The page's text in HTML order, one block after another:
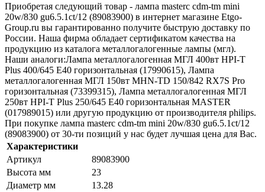
Приобретая следующий товар - лампа masterc cdm-tm mini
20w/830 gu6.5.1ct/12 (89083900) в интернет магазине Etgo-
Group.ru вы гарантированно получите быструю доставку по
России. Наша фирма обладает сертификатом качества на
продукцию из каталога металлогалогенные лампы (мгл).
Наши аналоги:Лампа металлогалогенная МГЛ 400вт HPI-T
Plus 400/645 E40 горизонтальная (17990615), Лампа
металлогалогенная МГЛ 150вт MHN-TD 150/842 RX7S Pro
горизонтальная (73399315), Лампа металлогалогенная МГЛ
250вт HPI-T Plus 250/645 E40 горизонтальная MASTER
(017989015) или другую продукцию от производителя philips.
При покупке лампа masterc cdm-tm mini 20w/830 gu6.5.1ct/12
(89083900) от 30-ти позиций у нас будет лучшая цена для Вас.
Характеристики
Артикул
89083900
Высота мм
23
Диаметр мм
13.28